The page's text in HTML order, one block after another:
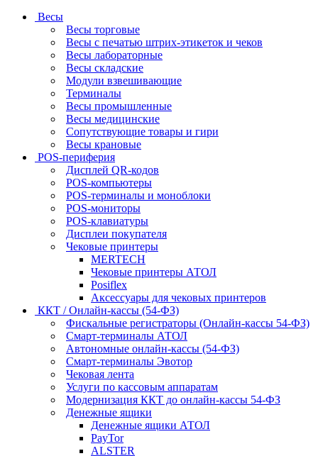
Весы
Весы торговые
Весы с печатью штрих-этикеток и чеков
Весы лабораторные
Весы складские
Модули взвешивающие
Терминалы
Весы промышленные
Весы медицинские
Сопутствующие товары и гири
Весы крановые
POS-периферия
Дисплей QR-кодов
POS-компьютеры
POS-терминалы и моноблоки
POS-мониторы
POS-клавиатуры
Дисплеи покупателя
Чековые принтеры
MERTECH
Чековые принтеры АТОЛ
Posiflex
Аксессуары для чековых принтеров
ККТ / Онлайн-кассы (54-ФЗ)
Фискальные регистраторы (Онлайн-кассы 54-ФЗ)
Смарт-терминалы АТОЛ
Автономные онлайн-кассы (54-ФЗ)
Смарт-терминалы Эвотор
Чековая лента
Услуги по кассовым аппаратам
Модернизация ККТ до онлайн-кассы 54-ФЗ
Денежные ящики
Денежные ящики АТОЛ
PayTor
ALSTER